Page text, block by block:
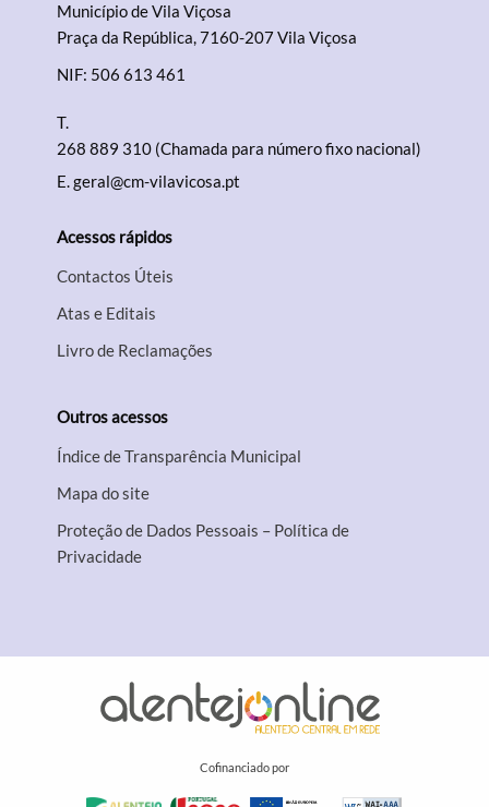
Município de Vila Viçosa
Praça da República, 7160-207 Vila Viçosa
NIF: 506 613 461
T.
268 889 310 (Chamada para número fixo nacional)
E.geral@cm-vilavicosa.pt
Acessos rápidos
Contactos Úteis
Atas e Editais
Livro de Reclamações
Outros acessos
Índice de Transparência Municipal
Mapa do site
Proteção de Dados Pessoais – Política de
Privacidade
Cofinanciado por